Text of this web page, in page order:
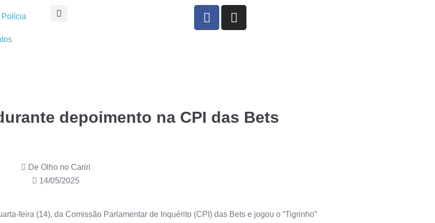
Polícia
depoimento na CPI das Bets
De Olho no Cariri
14/05/2025
feira (14), da Comissão Parlamentar de Inquérito (CPI) das Bets e jogou o “Tigrinho”